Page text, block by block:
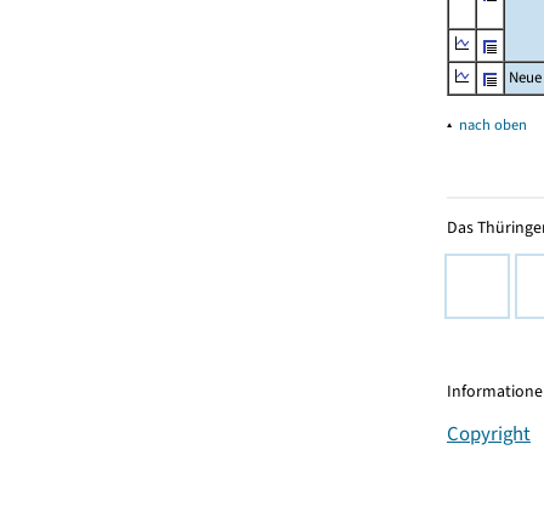
▴ nach oben
Das
Copyright